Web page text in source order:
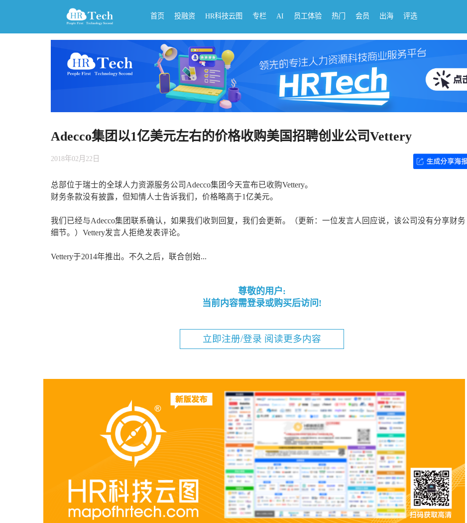
首页 投融资 HR科技云图 专栏 AI 员工体验 热门 会员 出海 评选
Adecco集团以1亿美元左右的价格收购美国招聘创业公司Vettery
2018年02月22日
总部位于瑞士的全球人力资源服务公司Adecco集团今天宣布已收购Vettery。
财务条款没有披露，但知情人士告诉我们，价格略高于1亿美元。
我们已经与Adecco集团联系确认，如果我们收到回复，我们会更新。（更新：一位发言人回应说，该公司没有分享财务
细节。）Vettery发言人拒绝发表评论。
Vettery于2014年推出。不久之后，联合创始...
尊敬的用户:
当前内容需登录或购买后访问!
立即注册/登录 阅读更多内容